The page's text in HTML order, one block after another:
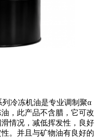
列冷冻机油是专业调制聚α
，此产品不含腊，它可改
情况，减低挥发性，良好
。并且与矿物油有良好的